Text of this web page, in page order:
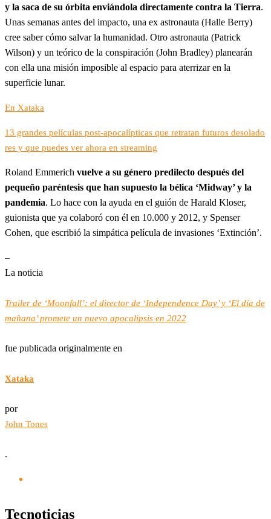
y la saca de su órbita enviándola directamente contra la Tierra.
Unas semanas antes del impacto, una ex astronauta (Halle Berry)
cree saber cómo salvar la humanidad. Otro astronauta (Patrick
Wilson) y un teórico de la conspiración (John Bradley) planearán
con ella una misión imposible al espacio para aterrizar en la
superficie lunar.
En Xataka
13 grandes películas post-apocalípticas que retratan futuros desolado
res y que puedes ver ahora en streaming
Roland Emmerich vuelve a su género predilecto después del
pequeño paréntesis que han supuesto la bélica ‘Midway’ y la
pandemia. Lo hace con la ayuda en el guión de Harald Kloser,
guionista que ya colaboró con él en 10.000 y 2012, y Spenser
Cohen, que escribió la simpática película de invasiones ‘Extinción’.
–
La noticia
Trailer de ‘Moonfall’: el director de ‘Independence Day’ y ‘El día de
mañana’ promete un nuevo apocalipsis en 2022
fue publicada originalmente en
Xataka
por
John Tones
.
Tecnoticias